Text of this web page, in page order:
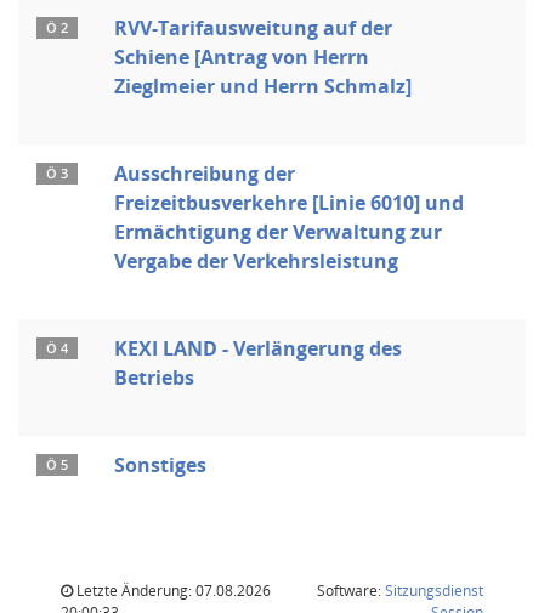
Ö 2
RVV-Tarifausweitung auf der
Schiene [Antrag von Herrn
Zieglmeier und Herrn Schmalz]
Ö 3
Ausschreibung der
Freizeitbusverkehre [Linie 6010] und
Ermächtigung der Verwaltung zur
Vergabe der Verkehrsleistung
Ö 4
KEXI LAND - Verlängerung des
Betriebs
Ö 5 Sonstiges
Letzte Änderung: 07.08.2026
Software:Sitzungsdienst